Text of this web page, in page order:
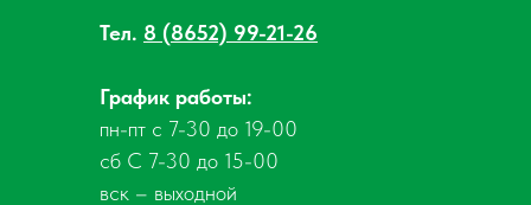
Тел. 8 (8652) 99-21-26
График работы:
пн-пт с 7-30 до 19-00
сб С 7-30 до 15-00
вск – выходной